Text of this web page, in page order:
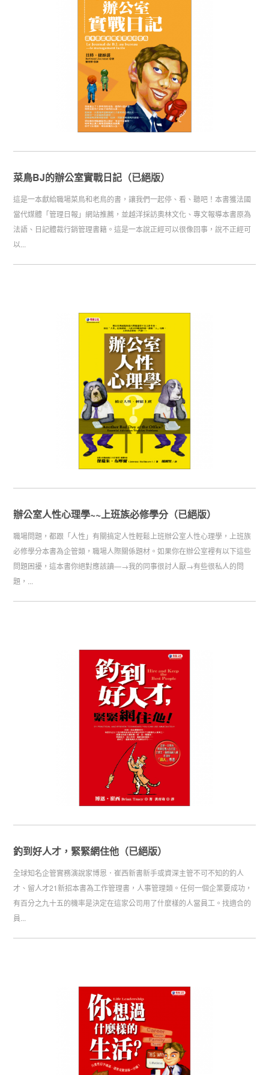
菜鳥BJ的辦公室實戰日記（已絕版）
這是一本獻給職場菜鳥和老鳥的書，讓我們一起停、看、聽吧！本書獲法國
當代媒體「管理日報」網站推薦，並越洋採訪奧林文化、專文報導本書原為
法語、日記體裁行銷管理書籍。這是一本說正經可以很像回事，說不正經可
以...
辦公室人性心理學~~上班族必修學分（已絕版）
職場問題，都跟「人性」有關搞定人性輕鬆上班辦公室人性心理學，上班族
必修學分本書為企管類，職場人際關係題材。如果你在辦公室裡有以下這些
問題困擾，這本書你絕對應該讀—→我的同事很討人厭→有些很私人的問
題，...
釣到好人才，緊緊網住他（已絕版）
全球知名企管實務演說家博恩．崔西新書新手或資深主管不可不知的釣人
才、留人才21新招本書為工作管理書，人事管理類。任何一個企業要成功，
有百分之九十五的機率是決定在這家公司用了什麼樣的人當員工。找適合的
員...